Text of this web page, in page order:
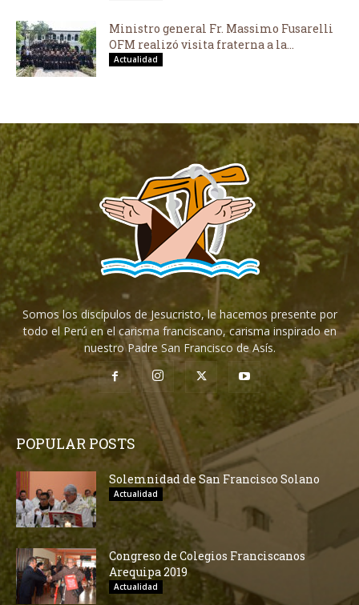
Ministro general Fr. Massimo Fusarelli
OFM realizó visita fraterna a la...
Actualidad
Somos los discípulos de Jesucristo, le hacemos presente por
todo el Perú en el carisma franciscano, carisma inspirado en
nuestro Padre San Francisco de Asís.
POPULAR POSTS
Solemnidad de San Francisco Solano
Actualidad
Congreso de Colegios Franciscanos
Arequipa 2019
Actualidad